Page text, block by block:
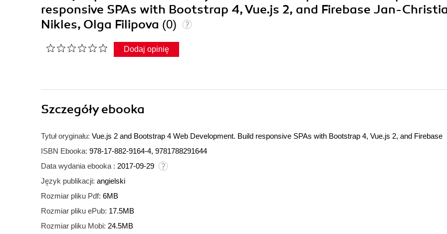
responsive SPAs with Bootstrap 4, Vue.js 2, and Firebase Jan-
Nikles, Olga Filipova (0)
Dodaj opinię
Szczegółyebooka
Tytuł oryginału: Vue.js 2 and Bootstrap 4 Web Development. Build responsive SPAs with Bootstrap 4, Vue.js 2, and Firebase
ISBN Ebooka: 978-17-882-9164-4, 9781788291644
Data wydania ebooka : 2017-09-29
Język publikacji: angielski
Rozmiar pliku Pdf: 6MB
Rozmiar pliku ePub: 17.5MB
Rozmiar pliku Mobi: 24.5MB